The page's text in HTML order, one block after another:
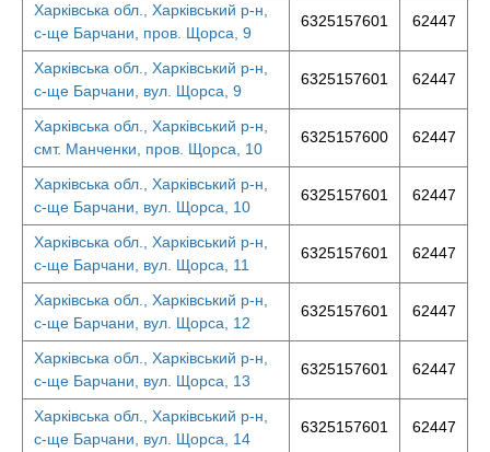
Харківська обл., Харківський р-н,
с-ще Барчани, пров. Щорса, 9
6325157601 62447
Харківська обл., Харківський р-н,
с-ще Барчани, вул. Щорса, 9
6325157601 62447
Харківська обл., Харківський р-н,
смт. Манченки, пров. Щорса, 10
6325157600 62447
Харківська обл., Харківський р-н,
с-ще Барчани, вул. Щорса, 10
6325157601 62447
Харківська обл., Харківський р-н,
с-ще Барчани, вул. Щорса, 11
6325157601 62447
Харківська обл., Харківський р-н,
с-ще Барчани, вул. Щорса, 12
6325157601 62447
Харківська обл., Харківський р-н,
с-ще Барчани, вул. Щорса, 13
6325157601 62447
Харківська обл., Харківський р-н,
с-ще Барчани, вул. Щорса, 14
6325157601 62447